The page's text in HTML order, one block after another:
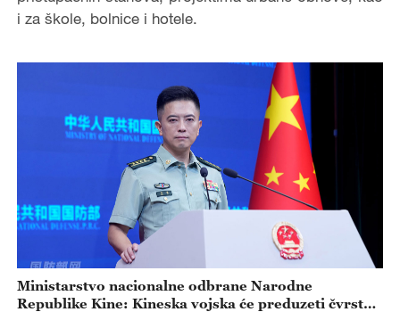
i za škole, bolnice i hotele.
Ministarstvo nacionalne odbrane Narodne
Republike Kine: Kineska vojska će preduzeti čvrste